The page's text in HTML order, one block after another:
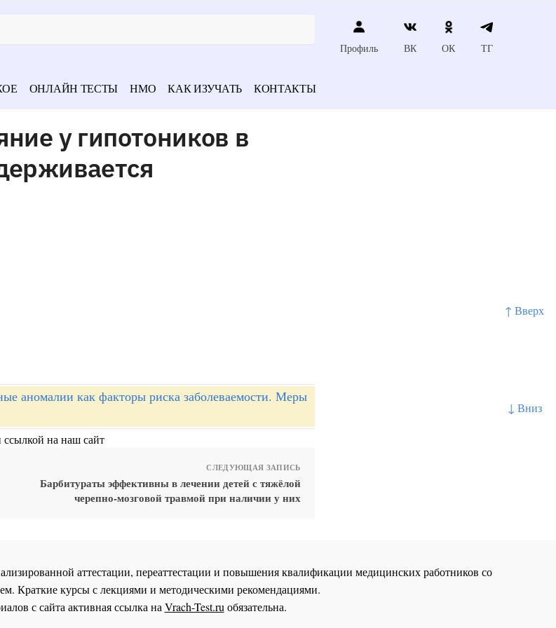
↑ Вверх
↓ Вниз
Профиль ВК ОК ТГ
ОНЛАЙН ТЕСТЫ НМО КАК ИЗУЧАТЬ КОНТАКТЫ
у гипотоников в
аномалии как факторы риска заболеваемости. Меры
ссылкой на наш сайт
СЛЕДУЮЩАЯ ЗАПИСЬ
Барбитураты эффективны в лечении детей с тяжёлой
черепно-мозговой травмой при наличии у них
аттестации, переаттестации и повышения квалификации медицинских работников со
Краткие курсы с лекциями и методическими рекомендациями.
с сайта активная ссылка наVrach-Test.ruобязательна.